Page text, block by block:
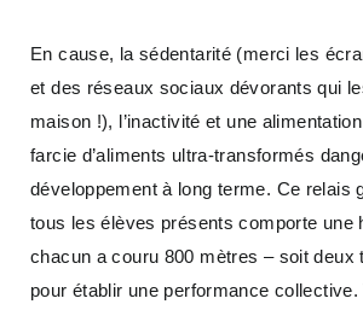
En cause, la sédentarité (merci les
et des réseaux sociaux dévorants qui
maison !), l’inactivité et une
farcie d’aliments ultra-transformés
développement à long terme. Ce relais
tous les élèves présents comporte une
chacun a couru 800 mètres – soit deux
pour établir une performance collective.